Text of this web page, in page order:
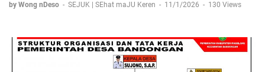
by Wong nDeso - SEJUK | SEhat maJU Keren - 11/1/2026 - 130 Views